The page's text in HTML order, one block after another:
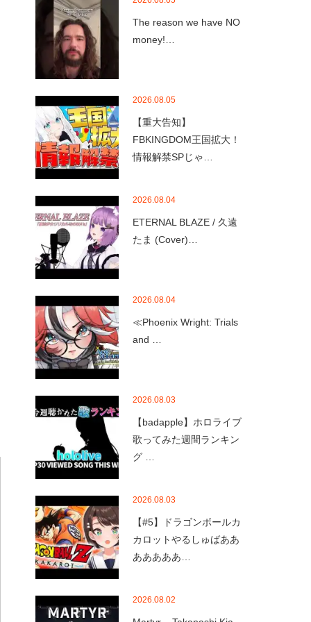
The reason we have NO
money!…
2026.08.05
【重大告知】
FBKINGDOM王国拡大！
情報解禁SPじゃ…
2026.08.04
ETERNAL BLAZE / 久遠
たま (Cover)…
2026.08.04
≪Phoenix Wright: Trials
and …
2026.08.03
【badapple】ホロライブ
歌ってみた週間ランキン
グ …
2026.08.03
【#5】ドラゴンボールカ
カロットやるしゅばああ
あああああ…
2026.08.02